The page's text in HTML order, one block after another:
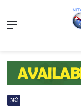
Menu
अर्थ